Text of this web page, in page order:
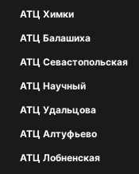
АТЦ Химки
АТЦ Балашиха
АТЦ Севастопольская
АТЦ Научный
АТЦ Удальцова
АТЦ Алтуфьево
АТЦ Лобненская